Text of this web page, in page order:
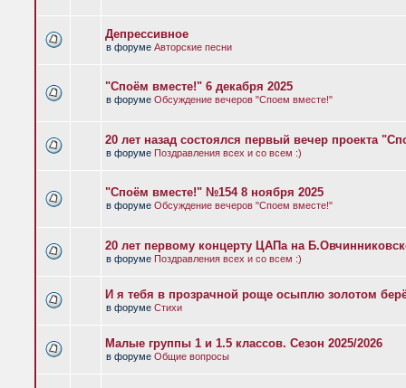
Депрессивное
в форуме Авторские песни
"Споём вместе!" 6 декабря 2025
в форуме Обсуждение вечеров "Споем вместе!"
20 лет назад состоялся первый вечер проекта
в форуме Поздравления всех и со всем :)
"Споём вместе!" №154 8 ноября 2025
в форуме Обсуждение вечеров "Споем вместе!"
20 лет первому концерту ЦАПа на
в форуме Поздравления всех и со всем :)
И я тебя в прозрачной роще осыплю золотом
в форуме Стихи
Малые группы 1 и 1.5 классов. Сезон 2025/2026
в форуме Общие вопросы